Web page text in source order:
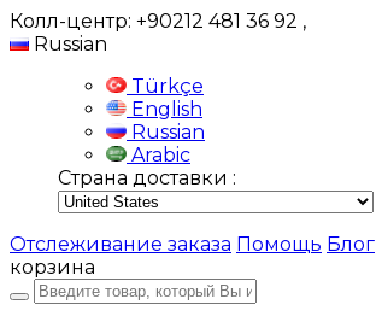
Колл-центр: +90212 481 36 92 ,
Russian
Türkçe
English
Russian
Arabic
Страна доставки :
Отслеживание заказа Помощь Блог
корзина